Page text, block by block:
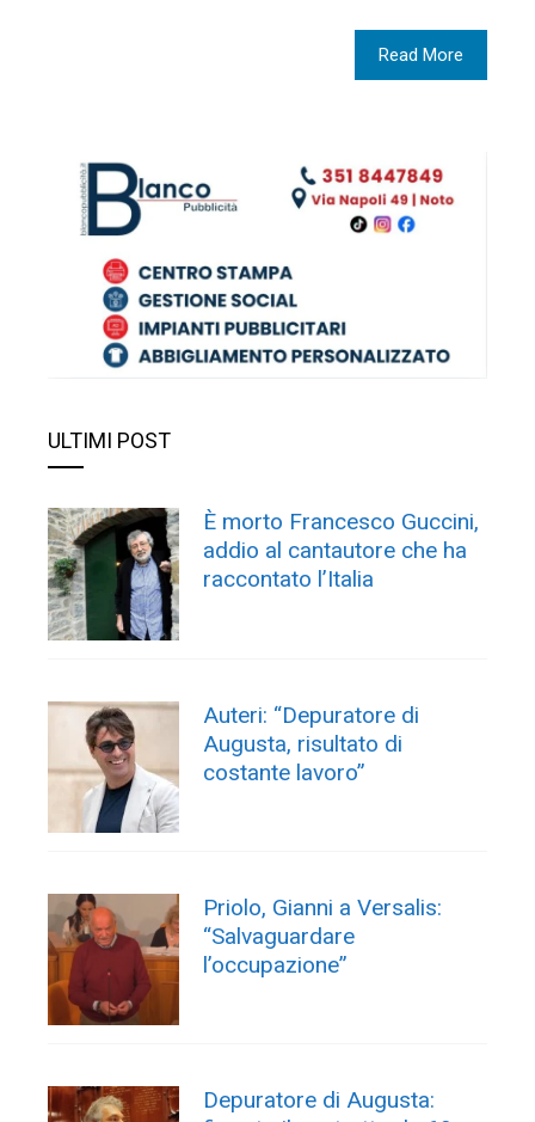
Read More
ULTIMI POST
È morto Francesco Guccini,
addio al cantautore che ha
raccontato l’Italia
Auteri: “Depuratore di
Augusta, risultato di
costante lavoro”
Priolo, Gianni a Versalis:
“Salvaguardare
l’occupazione”
Depuratore di Augusta: